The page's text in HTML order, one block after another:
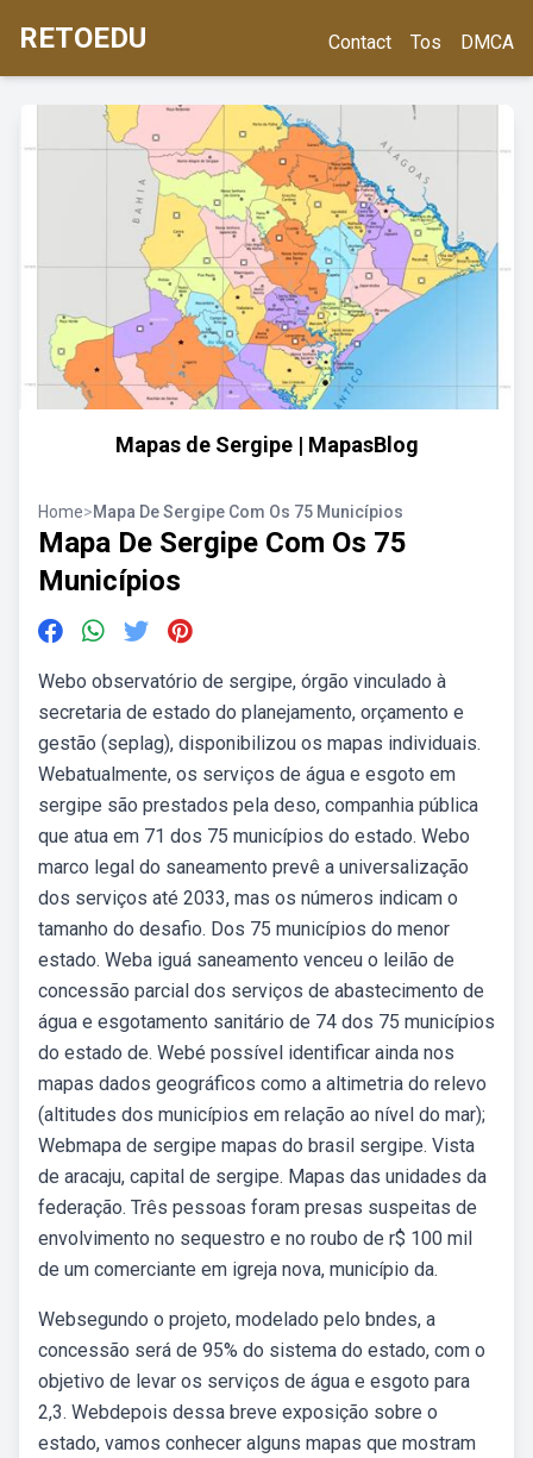
RETOEDU Contact Tos DMCA
Mapas de Sergipe | MapasBlog
Home>Mapa De Sergipe Com Os 75 Municípios
Mapa De Sergipe Com Os 75
Municípios
Webo observatório de sergipe, órgão vinculado à
secretaria de estado do planejamento, orçamento e
gestão (seplag), disponibilizou os mapas individuais.
Webatualmente, os serviços de água e esgoto em
sergipe são prestados pela deso, companhia pública
que atua em 71 dos 75 municípios do estado. Webo
marco legal do saneamento prevê a universalização
dos serviços até 2033, mas os números indicam o
tamanho do desafio. Dos 75 municípios do menor
estado. Weba iguá saneamento venceu o leilão de
concessão parcial dos serviços de abastecimento de
água e esgotamento sanitário de 74 dos 75 municípios
do estado de. Webé possível identificar ainda nos
mapas dados geográficos como a altimetria do relevo
(altitudes dos municípios em relação ao nível do mar);
Webmapa de sergipe mapas do brasil sergipe. Vista
de aracaju, capital de sergipe. Mapas das unidades da
federação. Três pessoas foram presas suspeitas de
envolvimento no sequestro e no roubo de r$ 100 mil
de um comerciante em igreja nova, município da.
Websegundo o projeto, modelado pelo bndes, a
concessão será de 95% do sistema do estado, com o
objetivo de levar os serviços de água e esgoto para
2,3. Webdepois dessa breve exposição sobre o
estado, vamos conhecer alguns mapas que mostram